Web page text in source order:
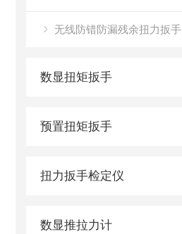
无线防错防漏残余扭力扳手
数显扭矩扳手
预置扭矩扳手
扭力扳手检定仪
数显推拉力计